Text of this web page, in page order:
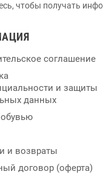
чтобы получать
соглашение
и защиты
данных
и возвраты
договор (оферта)